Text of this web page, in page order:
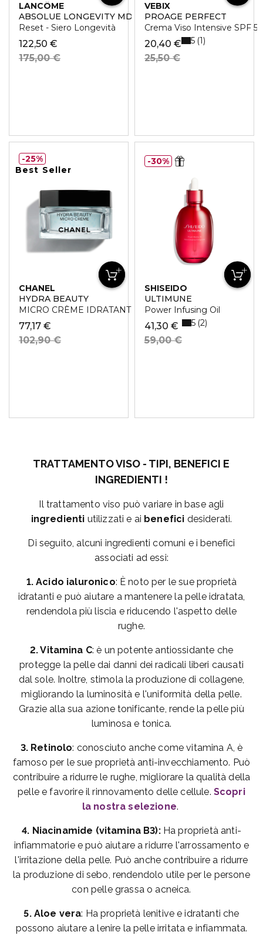
LANCÔME
ABSOLUE LONGEVITY MD
Reset - Siero Longevità
122,50 €
175,00 €
VEBIX
PROAGE PERFECT
Crema Viso Intensive SPF
20,40 €
25,50 €
5 1
Best Seller
CHANEL
HYDRA BEAUTY
MICRO CRÈME IDRATANTE RIMPOLPANTE
77,17 €
102,90 €
25%
SHISEIDO
ULTIMUNE
Power Infusing Oil
41,30 €
59,00 €
5 2
30%
TRATTAMENTO VISO - TIPI, BENEFICI E
INGREDIENTI !
Il trattamento viso può variare in base agli
ingredienti utilizzati e ai benefici desiderati.
Di seguito, alcuni ingredienti comuni e i benefici
associati ad essi:
1. Acido ialuronico: È noto per le sue proprietà
idratanti e può aiutare a mantenere la pelle idratata,
rendendola più liscia e riducendo l'aspetto delle
rughe.
2. Vitamina C: è un potente antiossidante che
protegge la pelle dai danni dei radicali liberi causati
dal sole. Inoltre, stimola la produzione di collagene,
migliorando la luminosità e l'uniformità della pelle.
Grazie alla sua azione tonificante, rende la pelle più
luminosa e tonica.
3. Retinolo: conosciuto anche come vitamina A, è
famoso per le sue proprietà anti-invecchiamento. Può
contribuire a ridurre le rughe, migliorare la qualità della
pelle e favorire il rinnovamento delle cellule. Scopri
la nostra selezione.
4. Niacinamide (vitamina B3):Ha proprietà anti-
infiammatorie e può aiutare a ridurre l'arrossamento e
l'irritazione della pelle. Può anche contribuire a ridurre
la produzione di sebo, rendendolo utile per le persone
con pelle grassa o acneica.
5. Aloe vera: Ha proprietà lenitive e idratanti che
possono aiutare a lenire la pelle irritata e infiammata.